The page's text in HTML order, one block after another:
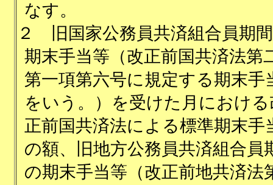
なす。
２
旧国家公務員共済組合員期
期末手当等（改正前国共済法第
第一項第六号に規定する期末手
をいう。）を受けた月における
正前国共済法による標準期末手
の額、旧地方公務員共済組合員
の期末手当等（改正前地共済法